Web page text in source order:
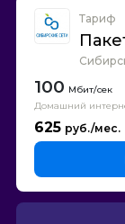
Тариф
100
Домашний
625